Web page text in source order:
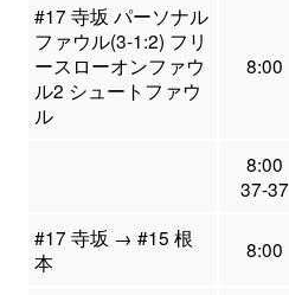
#17 寺坂 パーソナル
ファウル(3-1:2) フリ
ースローオンファウ
ル2 シュートファウ
ル
8:00
8:00
37-37
#17 寺坂 → #15 根
本
8:00